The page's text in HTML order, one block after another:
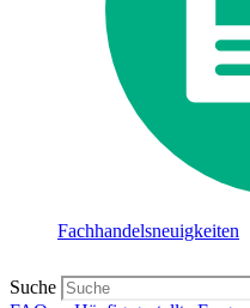
Fachhandelsneuigkeiten
Suche